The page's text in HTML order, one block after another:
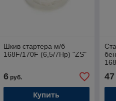
Шкив стартера м/б
168F/170F (6,5/7Hp) "ZS"
6руб.
Купить
47